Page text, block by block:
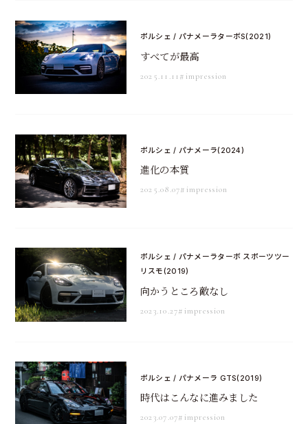
ポルシェ / パナメーラターボS(2021)
すべてが最高
2025.11.11 #impression
ポルシェ / パナメーラ(2024)
進化の本質
2025.08.07#impression
ポルシェ / パナメーラターボ スポーツツー
リスモ(2019)
向かうところ敵なし
2023.10.27#impression
ポルシェ / パナメーラ GTS(2019)
時代はこんなに進みました
2023.07.07#impression